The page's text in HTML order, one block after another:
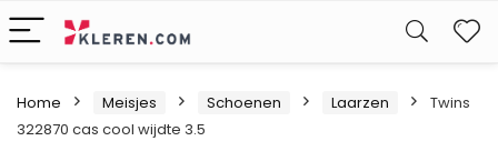
Home Meisjes Schoenen Laarzen
Twins
322870 cas cool wijdte 3.5